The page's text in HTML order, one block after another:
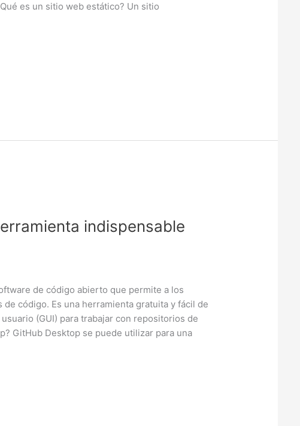
es un sitio web estático? Un sitio
indispensable
de código abierto que permite a los
código. Es una herramienta gratuita y fácil de
(GUI) para trabajar con repositorios de
GitHub Desktop se puede utilizar para una